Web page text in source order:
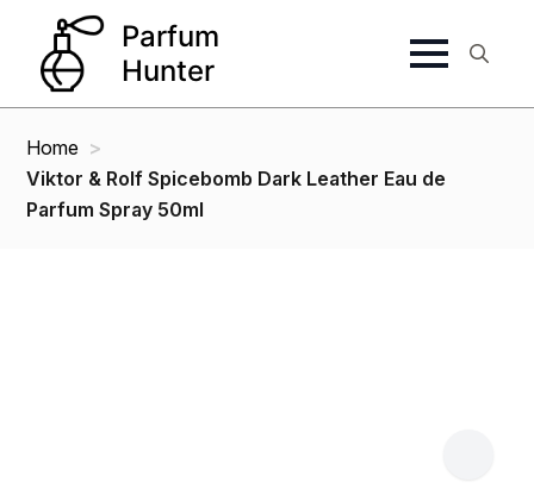
Home
Viktor & Rolf Spicebomb Dark Leather Eau de
Parfum Spray 50ml